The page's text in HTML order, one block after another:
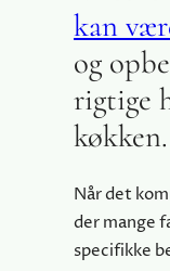
kan
og
rigtige
køkken.
Når det
der mange
specifikke